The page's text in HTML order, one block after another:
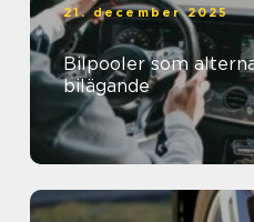
21. december 2025
Bilpooler som
bilägande